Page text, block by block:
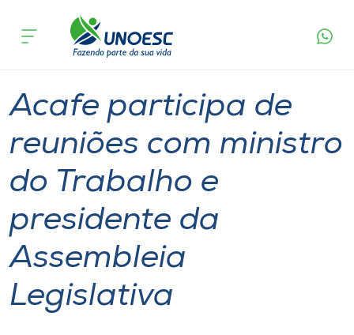
Cursos
Atendimento ao Estudante
Portal de Ensino
Unoesc
acontece
Acafe participa de
reuniões com ministro
do Trabalho e
presidente da
Assembleia
Legislativa